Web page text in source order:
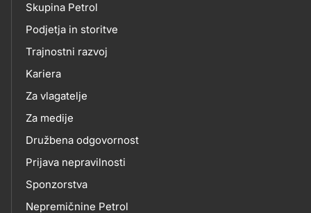
skupno.footer-
title???
O
NAS
Skupina Petrol
Podjetja in storitve
Trajnostni razvoj
Kariera
Za vlagatelje
Za medije
Družbena odgovornost
Prijava nepravilnosti
Sponzorstva
Nepremičnine Petrol